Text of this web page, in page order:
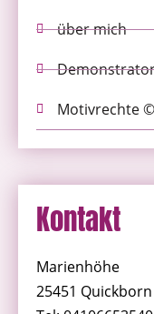
über mich
Motivrechte
Kontakt
Marienhöhe
25451 Quickborn